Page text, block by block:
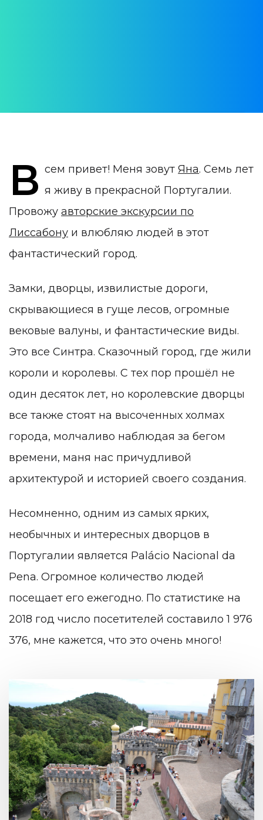
В сем привет! Меня зовутЯна. Семь лет
я живу в прекрасной Португалии.
Провожу авторские экскурсии по
Лиссабону и влюбляю людей в этот
фантастический город.
Замки, дворцы, извилистые дороги,
скрывающиеся в гуще лесов, огромные
вековые валуны, и фантастические виды.
Это все Синтра. Сказочный город, где жили
короли и королевы. С тех пор прошёл не
один десяток лет, но королевские дворцы
все также стоят на высоченных холмах
города, молчаливо наблюдая за бегом
времени, маня нас причудливой
архитектурой и историей своего создания.
Несомненно, одним из самых ярких,
необычных и интересных дворцов в
Португалии является Palácio Nacional da
Pena. Огромное количество людей
посещает его ежегодно. По статистике на
2018 год число посетителей составило 1 976
376, мне кажется, что это очень много!